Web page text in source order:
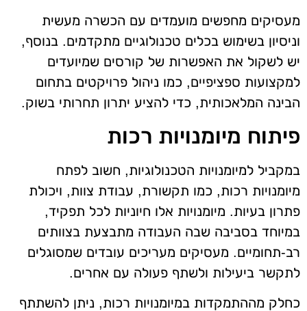
מעסיקים מחפשים מועמדים עם הכשרה מעשית
וניסיון בשימוש בכלים טכנולוגיים מתקדמים. בנוסף,
יש לשקול את האפשרות של קורסים שמיועדים
למקצועות ספציפיים, כמו ניהול פרויקטים בתחום
הבינה המלאכותית, כדי להציע יתרון תחרותי בשוק.
פיתוח מיומנויות רכות
במקביל למיומנויות הטכנולוגיות, חשוב לפתח
מיומנויות רכות, כמו תקשורת, עבודת צוות, ויכולת
פתרון בעיות. מיומנויות אלו חיוניות לכל תפקיד,
במיוחד בסביבה שבה העבודה מתבצעת בצוותים
רב-תחומיים. מעסיקים מעריכים עובדים שמסוגלים
לתקשר ביעילות ולשתף פעולה עם אחרים.
כחלק מההתמקדות במיומנויות רכות, ניתן להשתתף